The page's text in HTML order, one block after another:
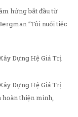
hứng bắt đầu từ
“Tôi nuối tiếc
Dựng Hệ Giá Trị
Dựng Hệ Giá Trị
hoàn thiện mình,